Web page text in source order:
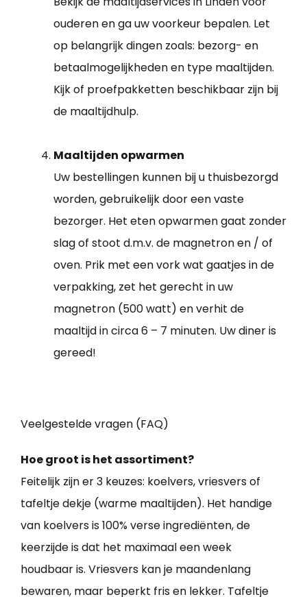
ouderen en ga uw voorkeur bepalen. Let
op belangrijk dingen zoals: bezorg- en
betaalmogelijkheden en type maaltijden.
Kijk of proefpakketten beschikbaar zijn bij
de maaltijdhulp.
Maaltijden opwarmen
Uw bestellingen kunnen bij u thuisbezorgd
worden, gebruikelijk door een vaste
bezorger. Het eten opwarmen gaat zonder
slag of stoot d.m.v. de magnetron en / of
oven. Prik met een vork wat gaatjes in de
verpakking, zet het gerecht in uw
magnetron (500 watt) en verhit de
maaltijd in circa 6 – 7 minuten. Uw diner is
gereed!
Veelgestelde vragen (FAQ)
Hoe groot is het assortiment?
Feitelijk zijn er 3 keuzes: koelvers, vriesvers of
tafeltje dekje (warme maaltijden). Het handige
van koelvers is 100% verse ingrediënten, de
keerzijde is dat het maximaal een week
houdbaar is. Vriesvers kan je maandenlang
bewaren, maar beperkt fris en lekker. Tafeltje